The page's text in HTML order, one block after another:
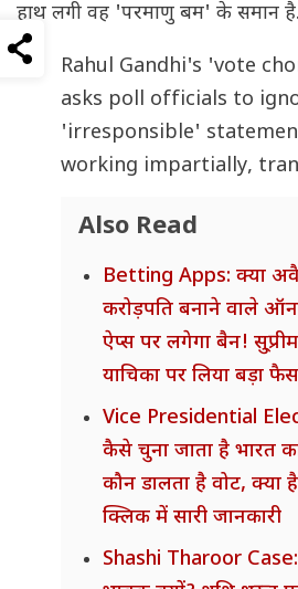
हाथ लगी वह 'परमाणु बम' के समान है.
Rahul Gandhi's 'vote
asks poll officials to
'irresponsible'
working impartially,
Also Read
Betting Apps: क्या
करोड़पति बनाने वाले
ऐप्स पर लगेगा बैन!
याचिका पर लिया बड़ा
Vice Presidential
कैसे चुना जाता है भारत का
कौन डालता है वोट, क्या है
क्लिक में सारी जानकारी
Shashi Tharoor